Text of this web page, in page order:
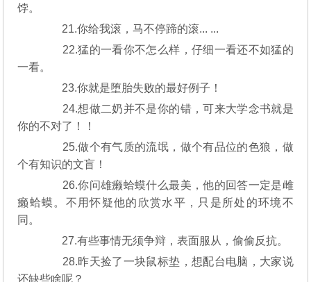
饽。
21.你给我滚，马不停蹄的滚... ...
22.猛的一看你不怎么样，仔细一看还不如猛的
一看。
23.你就是堕胎失败的最好例子！
24.想做二奶并不是你的错，可来大学念书就是
你的不对了！！
25.做个有气质的流氓，做个有品位的色狼，做
个有知识的文盲！
26.你问雄癞蛤蟆什么最美，他的回答一定是雌
癞蛤蟆。不用怀疑他的欣赏水平，只是所处的环境不
同。
27.有些事情无须争辩，表面服从，偷偷反抗。
28.昨天捡了一块鼠标垫，想配台电脑，大家说
还缺些啥呢？